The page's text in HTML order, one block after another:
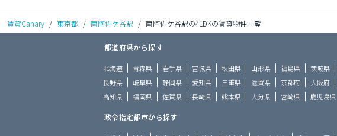
賃貸Canary / 東京都 / 南阿佐ケ谷駅 / 南阿佐ケ谷駅の4LDKの賃貸物件一覧
都道府県から探す
北海道 青森県 岩手県 宮城県 秋田県 山形県 福島県 茨城県
長野県
岐阜県 静岡県 愛知県 三重県 滋賀県 京都府 大阪府
高知県
福岡県 佐賀県 長崎県 熊本県 大分県 宮崎県 鹿児島県
政令指定都市から探す